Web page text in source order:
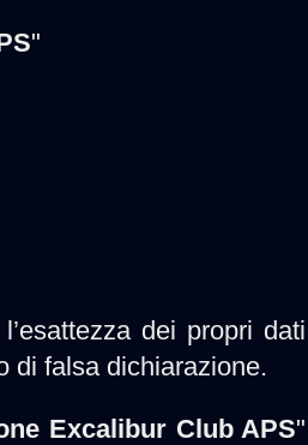
"
dei propri dati
di falsa dichiarazione.
Excalibur Club APS"